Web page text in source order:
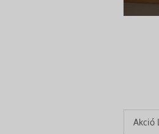
Akció